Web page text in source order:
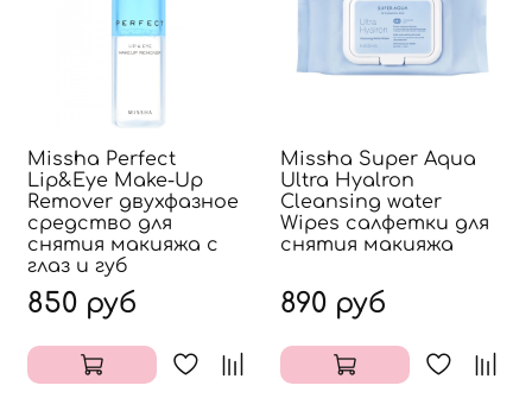
Missha Perfect
Lip&Eye Make-Up
Remover двухфазное
средство для
снятия макияжа с
глаз и губ
850 руб
Missha Super Aqua
Ultra Hyalron
Cleansing water
Wipes салфетки для
снятия макияжа
890 руб